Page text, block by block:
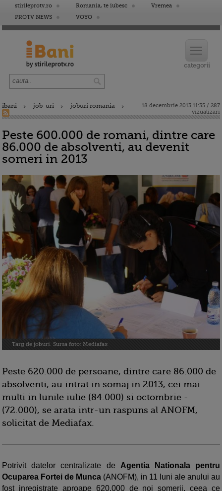
stirileprotv.ro Romania, te iubesc
Vremea
PROTV NEWS
VOYO
ibani job-uri joburi romania
18 decembrie 2013 11:35 / 287
vizualizari
Peste 600.000 de romani, dintre care
86.000 de absolventi, au devenit
someri in 2013
Targ de joburi. Sursa foto: Mediafax
Peste 620.000 de persoane, dintre care 86.000 de
absolventi, au intrat in somaj in 2013, cei mai
multi in lunile iulie (84.000) si octombrie -
(72.000), se arata intr-un raspuns al ANOFM,
solicitat de Mediafax.
Potrivit datelor centralizate de Agentia Nationala pentru
Ocuparea Fortei de Munca (ANOFM), in 11 luni ale anului au
fost inregistrate aproape 620.000 de noi somerij, ceea ce